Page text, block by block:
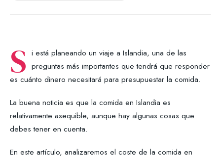
S i está planeando un viaje a Islandia, una de las
preguntas más importantes que tendrá que responder
es cuánto dinero necesitará para presupuestar la comida.
La buena noticia es que la comida en Islandia es
relativamente asequible, aunque hay algunas cosas que
debes tener en cuenta.
En este artículo, analizaremos el coste de la comida en